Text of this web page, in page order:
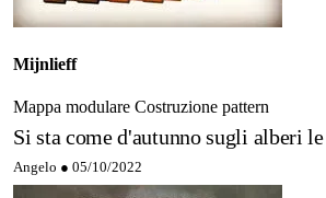
Mijnlieff
Mappa modulare Costruzione pattern
Si sta come d'autunno sugli alberi
Angelo ● 05/10/2022